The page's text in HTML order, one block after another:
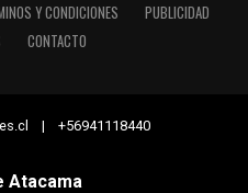
Y CONDICIONES
PUBLICIDAD
CONTACTO
| +56941118440
Atacama